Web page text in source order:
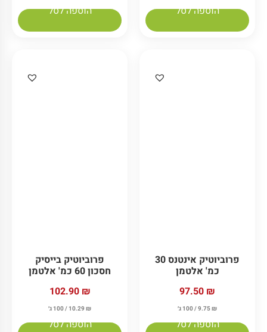
הוספה לסל הוספה לסל
פרוביוטיק אינטנס 30
כמ' אלטמן
97.50 ₪
9.75₪ / 100 ג׳
הוספה לסל
פרוביוטיק בייסיק
חסכון 60 כמ' אלטמן
102.90 ₪
10.29 ₪ / 100 ג׳
הוספה לסל